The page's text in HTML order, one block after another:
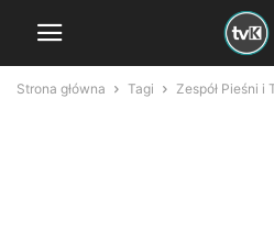
Strona główna Tagi Zespół Pieśni i